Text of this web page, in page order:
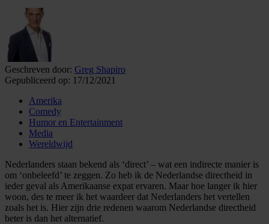
Geschreven door: Greg Shapiro
Gepubliceerd op: 17/12/2021
Amerika
Comedy
Humor en Entertainment
Media
Wereldwijd
Nederlanders staan bekend als ‘direct’ – wat een indirecte manier is
om ‘onbeleefd’ te zeggen. Zo heb ik de Nederlandse directheid in
ieder geval als Amerikaanse expat ervaren. Maar hoe langer ik hier
woon, des te meer ik het waardeer dat Nederlanders het vertellen
zoals het is. Hier zijn drie redenen waarom Nederlandse directheid
beter is dan het alternatief.